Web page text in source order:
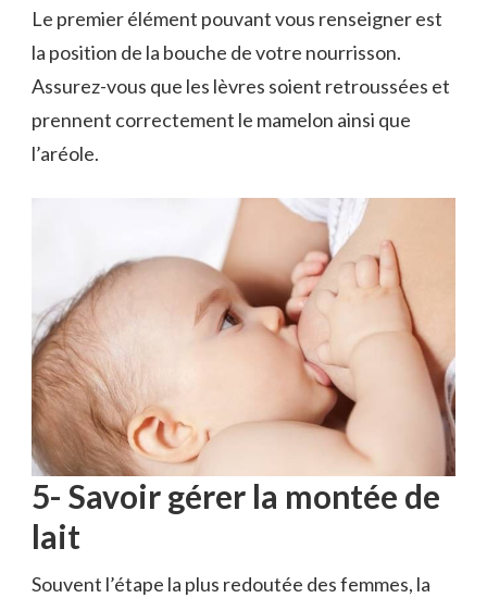
Le premier élément pouvant vous renseigner est
la position de la bouche de votre nourrisson.
Assurez-vous que les lèvres soient retroussées et
prennent correctement le mamelon ainsi que
l’aréole.
5- Savoir gérer la montée de
lait
Souvent l’étape la plus redoutée des femmes, la